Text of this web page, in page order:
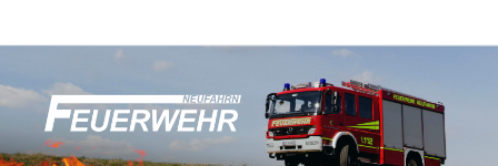
Inhalt